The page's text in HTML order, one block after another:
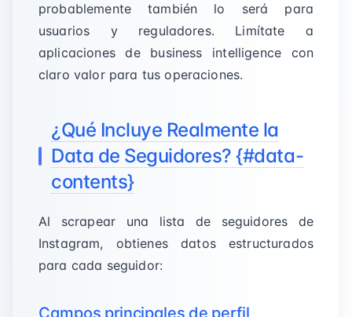
probablemente también lo será para
usuarios y reguladores. Limítate a
aplicaciones de business intelligence con
claro valor para tus operaciones.
¿Qué Incluye Realmente la
Data de Seguidores? {#data-
contents}
Al scrapear una lista de seguidores de
Instagram, obtienes datos estructurados
para cada seguidor:
Campos principales de perfil